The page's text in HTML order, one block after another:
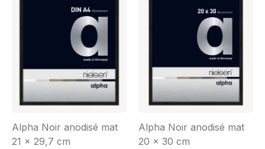
Alpha Noir anodisé mat
21 x 29,7 cm
Alpha Noir anodisé mat
20 x 30 cm